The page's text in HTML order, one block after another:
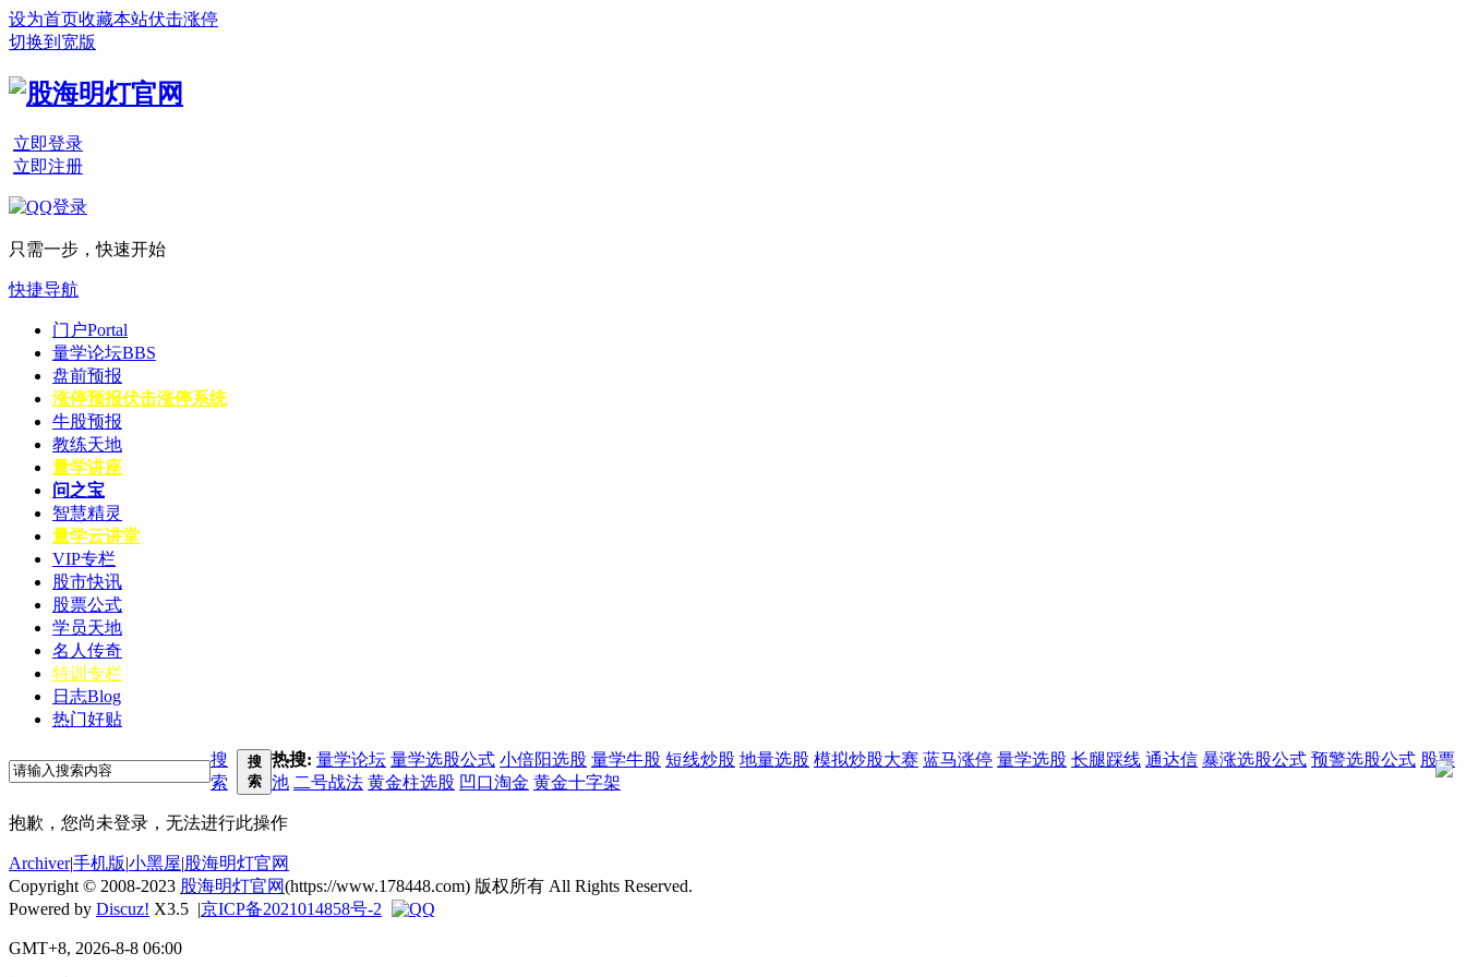
设为首页收藏本站伏击涨停
切换到宽版
立即登录
立即注册
只需一步，快速开始
快捷导航
门户Portal
量学论坛BBS
盘前预报
涨停预报伏击涨停系统
牛股预报
教练天地
量学讲座
问之宝
智慧精灵
量学云讲堂
VIP专栏
股市快讯
股票公式
学员天地
名人传奇
特训专栏
日志Blog
热门好贴
搜
索
搜
索
热搜: 量学论坛 量学选股公式 小倍阳选股 量学牛股 短线炒股 地量选股 模拟炒股大赛 蓝马涨停 量学选股 长腿踩线 通达信 暴涨选股公式 预警选股公式 股票
池 二号战法 黄金柱选股 凹口淘金 黄金十字架
抱歉，您尚未登录，无法进行此操作
Archiver|手机版|小黑屋|股海明灯官网
Copyright © 2008-2023 股海明灯官网(https://www.178448.com) 版权所有 All Rights Reserved.
Powered by Discuz! X3.5 |京ICP备2021014858号-2
GMT+8, 2026-8-8 06:00